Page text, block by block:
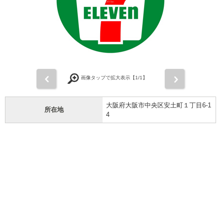
画像タップで拡大表示【1/1】
所在地
大阪府大阪市中央区安土町１丁目6-1
4